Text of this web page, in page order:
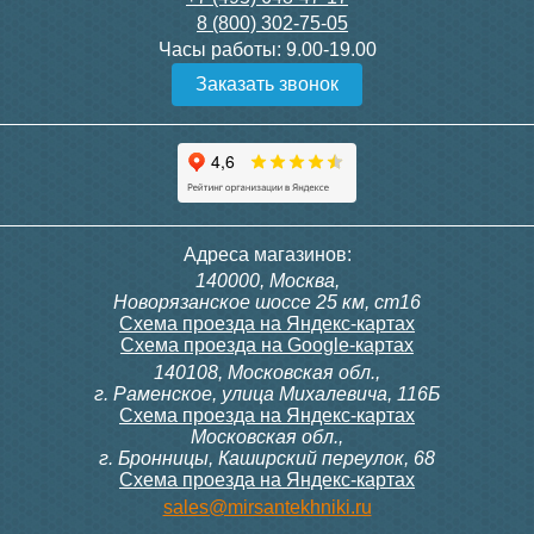
Конвектор ITT.080.200.1300
с решеткой GRILL.SGW-20-
Конвектор ITT.080.200.1000
с решеткой GRILL.SGW-20-
Конвектор ITT.080.200.1000
с решеткой GRILL.SGW-20-
Конвектор ITT.080.200.900 с
решеткой GRILL.SGA-20-
Подробнее Подробнее
300, 230В (врезной - квадр.
9 700
конвектора прямой itermic
ITFS
5 150
8 (800) 302-75-05
Часы работы: 9.00-19.00
Заказать звонок
Адреса магазинов:
140000, Москва,
Новорязанское шоссе 25 км, ст16
Схема проезда на Яндекс-картах
Схема проезда на Google-картах
140108, Московская обл.,
г. Раменское, улица Михалевича, 116Б
Схема проезда на Яндекс-картах
Московская обл.,
г. Бронницы, Каширский переулок, 68
Схема проезда на Яндекс-картах
sales@mirsantekhniki.ru